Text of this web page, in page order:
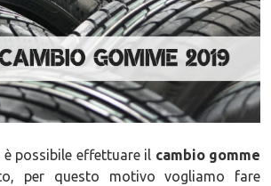
è possibile effettuare il cambio gomme
per questo motivo vogliamo fare